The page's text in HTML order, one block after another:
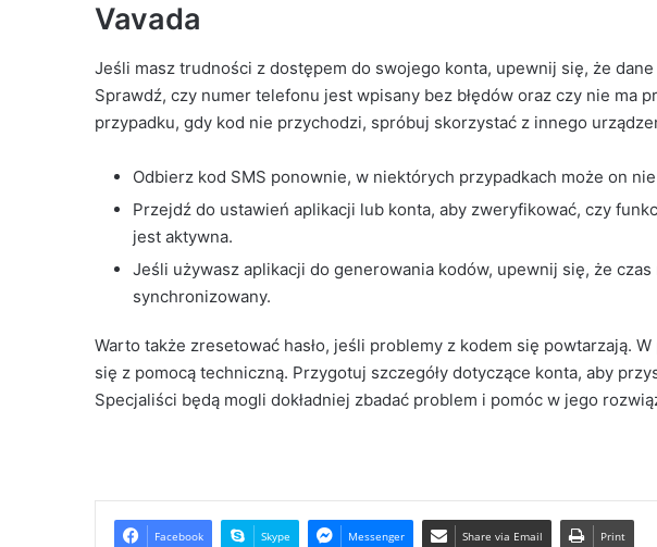
Vavada
Jeśli masz trudności z dostępem do swojego konta, upewnij się, że
Sprawdź, czy numer telefonu jest wpisany bez błędów oraz czy nie ma
przypadku, gdy kod nie przychodzi, spróbuj skorzystać z innego
Odbierz kod SMS ponownie, w niektórych przypadkach może on
Przejdź do ustawień aplikacji lub konta, aby zweryfikować, czy
jest aktywna.
Jeśli używasz aplikacji do generowania kodów, upewnij się, że
synchronizowany.
Warto także zresetować hasło, jeśli problemy z kodem się powtarzają.
się z pomocą techniczną. Przygotuj szczegóły dotyczące konta, aby
Specjaliści będą mogli dokładniej zbadać problem i pomóc w jego
Facebook Skype Messenger Share via Email Print